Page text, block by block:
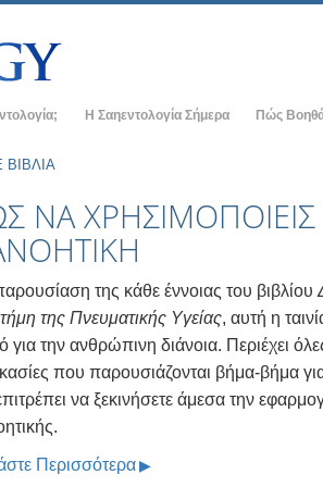
για τη
της Σαηεντολογίας
Διανοητική
–
Η Σαηεντολογία Σήμερα
Ανώτεροι οργανισμοί
Η Βάση του Φλαγκ
Freewinds
Φέρνοντας τη Σαηεντολογία στον Κόσμο
Ντέιβιντ Μισκάβιτς - Εκκλησιαστικός
Πώς
ΝΑ ΧΡΗΣΙΜΟΠΟΙΕΙΣ
της κάθε έννοιας του βιβλίου
της Πνευματικής Υγείας, αυτή η
για την ανθρώπινη διάνοια. Περιέχει
που παρουσιάζονται βήμα-βήμα
να ξεκινήσετε άμεσα την
Περισσότερα